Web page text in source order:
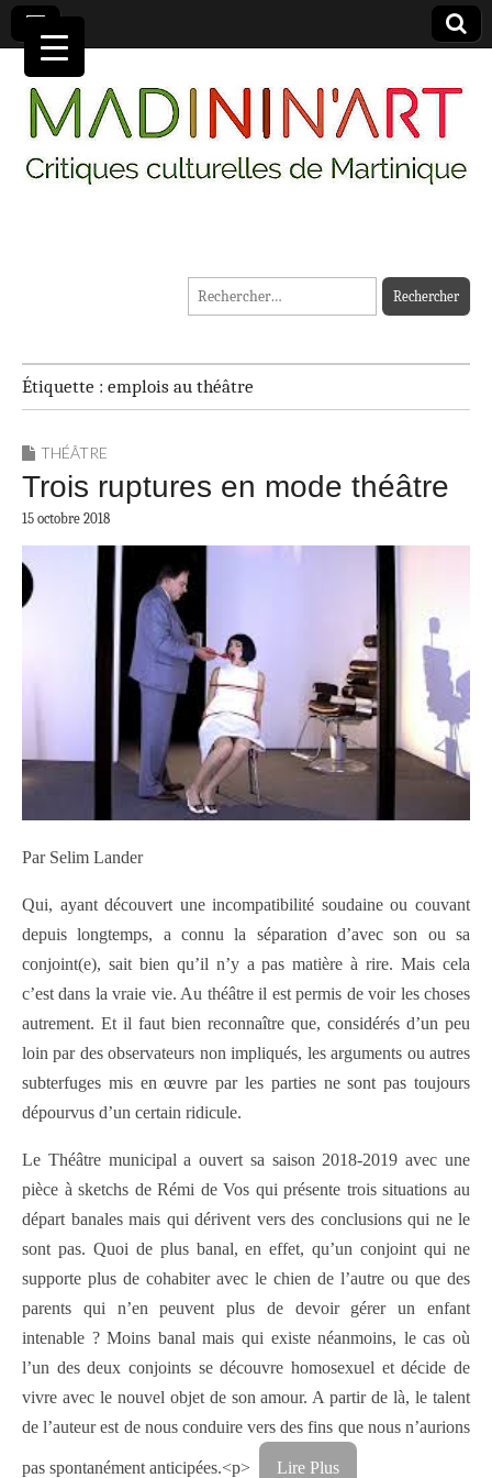
MADININ'ART
Rechercher :
Étiquette : emplois au théâtre
THÉÂTRE
Trois ruptures en mode théâtre
15 octobre 2018
Par Selim Lander
Qui, ayant découvert une incompatibilité soudaine ou couvant
depuis longtemps, a connu la séparation d’avec son ou sa
conjoint(e), sait bien qu’il n’y a pas matière à rire. Mais cela
c’est dans la vraie vie. Au théâtre il est permis de voir les choses
autrement. Et il faut bien reconnaître que, considérés d’un peu
loin par des observateurs non impliqués, les arguments ou autres
subterfuges mis en œuvre par les parties ne sont pas toujours
dépourvus d’un certain ridicule.
Le Théâtre municipal a ouvert sa saison 2018-2019 avec une
pièce à sketchs de Rémi de Vos qui présente trois situations au
départ banales mais qui dérivent vers des conclusions qui ne le
sont pas. Quoi de plus banal, en effet, qu’un conjoint qui ne
supporte plus de cohabiter avec le chien de l’autre ou que des
parents qui n’en peuvent plus de devoir gérer un enfant
intenable ? Moins banal mais qui existe néanmoins, le cas où
l’un des deux conjoints se découvre homosexuel et décide de
vivre avec le nouvel objet de son amour. A partir de là, le talent
de l’auteur est de nous conduire vers des fins que nous n’aurions
pas spontanément anticipées.<p> Lire Plus